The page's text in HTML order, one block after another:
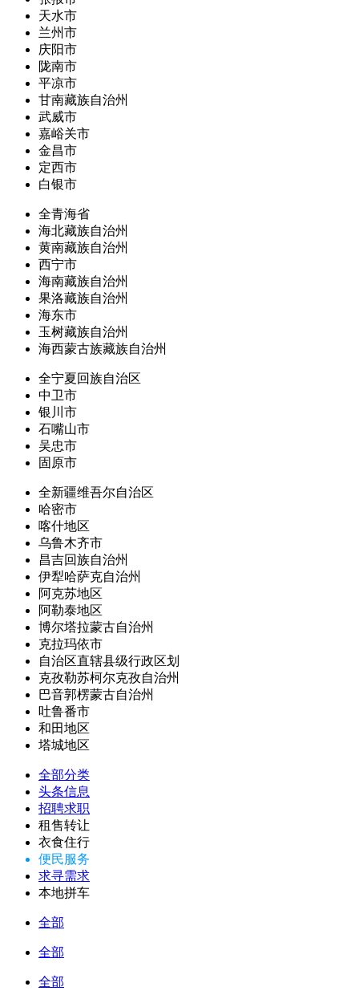
天水市
兰州市
庆阳市
陇南市
平凉市
甘南藏族自治州
武威市
嘉峪关市
金昌市
定西市
白银市
全青海省
海北藏族自治州
黄南藏族自治州
西宁市
海南藏族自治州
果洛藏族自治州
海东市
玉树藏族自治州
海西蒙古族藏族自治州
全宁夏回族自治区
中卫市
银川市
石嘴山市
吴忠市
固原市
全新疆维吾尔自治区
哈密市
喀什地区
乌鲁木齐市
昌吉回族自治州
伊犁哈萨克自治州
阿克苏地区
阿勒泰地区
博尔塔拉蒙古自治州
克拉玛依市
自治区直辖县级行政区划
克孜勒苏柯尔克孜自治州
巴音郭楞蒙古自治州
吐鲁番市
和田地区
塔城地区
全部分类
头条信息
招聘求职
租售转让
衣食住行
便民服务
求寻需求
本地拼车
全部
全部
全部